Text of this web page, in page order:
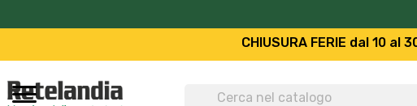
CHIUSURA FERIE dal 10